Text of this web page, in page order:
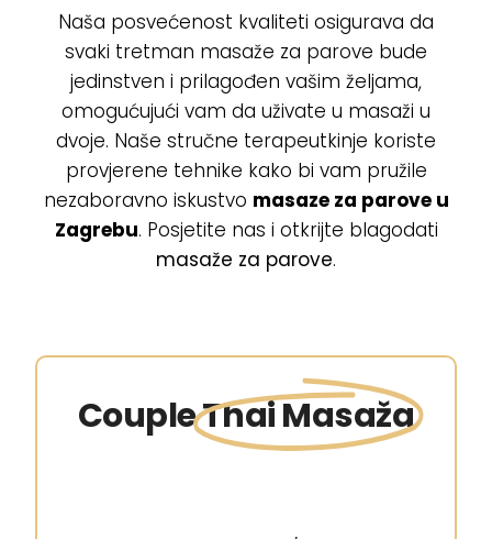
Naša posvećenost kvaliteti osigurava da
svaki tretman masaže za parove bude
jedinstven i prilagođen vašim željama,
omogućujući vam da uživate u masaži u
dvoje. Naše stručne terapeutkinje koriste
provjerene tehnike kako bi vam pružile
nezaboravno iskustvo masaze za parove u
Zagrebu. Posjetite nas i otkrijte blagodati
masaže za parove.
CoupleThai Masaža